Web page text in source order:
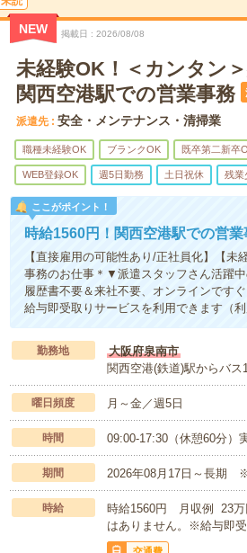
NEW 掲載日 2026/08/08
未経験OK！＜カンタン
関西空港駅での営業事務
派遣先 安全・メンテナンス・清掃業
職種未経験OK ブランクOK 既卒第二新卒
WEB登録OK 週5日勤務 土日祝休 残業
ここがポイント！
時給1560円！関西空港駅での営業
【直接雇用の可能性あり/正社員化】【
事務のお仕事＊▼派遣スタッフさん活躍
履歴書不要＆来社不要、オンラインで
給与即受取りサービスを利用できます（利
勤務地
大阪府泉南市
関西空港(鉄道)駅からバス
曜日頻度 月～金／週5日
時間 09:00-17:30（休憩60分）
期間 2026年08月17日～長期
時給
時給1560円 月収例 23万
はありません。※給与即受